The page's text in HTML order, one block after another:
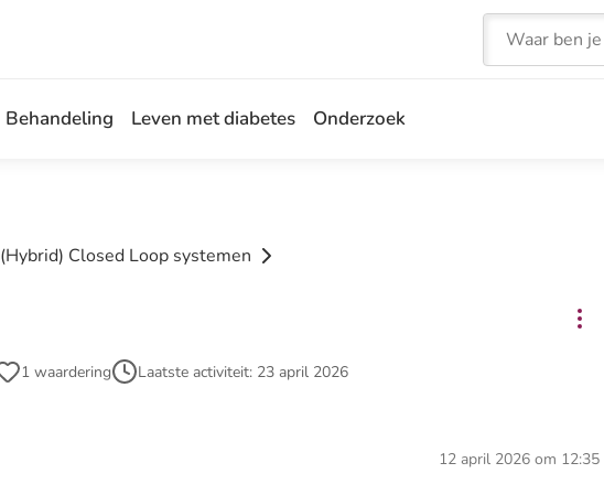
Zoeken
Behandeling Leven met diabetes Onderzoek
(Hybrid) Closed Loop systemen
1 waardering Laatste activiteit: 23 april 2026
12 april 2026 om 12:35